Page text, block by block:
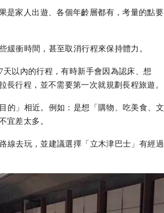
是家人出遊、各個年齡層都有，考量的點要
緩衝時間，甚至取消行程來保持體力。
以內的行程，有時新手會因為認床、想
行程，並不需要第一次就規劃長程旅遊。
的」相近。例如：是想「購物、吃美食、文
宜差太多。
線去玩，並建議選擇「立木津巴士」有經過